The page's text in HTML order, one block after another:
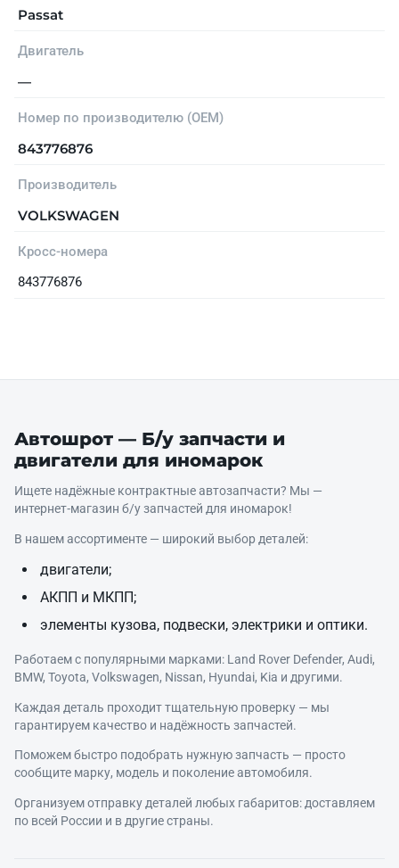
Passat
Двигатель
—
Номер по производителю (OEM)
843776876
Производитель
VOLKSWAGEN
Кросс-номера
843776876
Автошрот — Б/у запчасти и
двигатели для иномарок
Ищете надёжные контрактные автозапчасти? Мы —
интернет‑магазин б/у запчастей для иномарок!
В нашем ассортименте — широкий выбор деталей:
двигатели;
АКПП и МКПП;
элементы кузова, подвески, электрики и оптики.
Работаем с популярными марками: Land Rover Defender, Audi,
BMW, Toyota, Volkswagen, Nissan, Hyundai, Kia и другими.
Каждая деталь проходит тщательную проверку — мы
гарантируем качество и надёжность запчастей.
Поможем быстро подобрать нужную запчасть — просто
сообщите марку, модель и поколение автомобиля.
Организуем отправку деталей любых габаритов: доставляем
по всей России и в другие страны.